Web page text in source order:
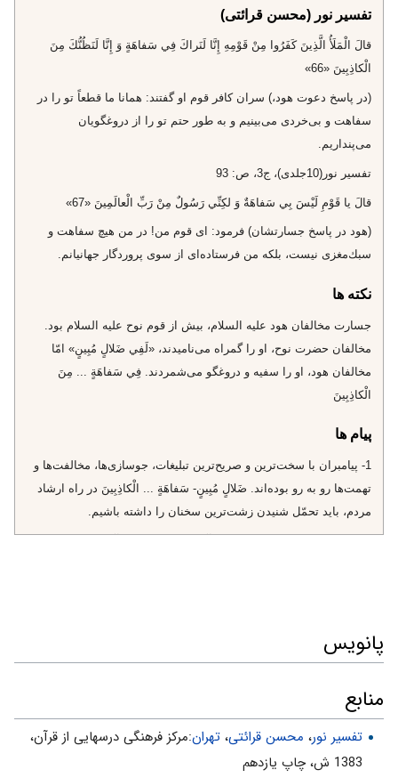
تفسیر نور (محسن قرائتی)
قالَ الْمَلَأُ الَّذِينَ كَفَرُوا مِنْ قَوْمِهِ إِنَّا لَنَراكَ فِي سَفاهَةٍ وَ إِنَّا لَنَظُنُّكَ مِنَ
الْكاذِبِينَ «66»
(در پاسخ دعوت هود،) سران كافر قوم او گفتند: همانا ما قطعاً تو را در
سفاهت و بى‌خردى مى‌بينيم و به طور حتم تو را از دروغگويان
مى‌پنداريم.
تفسير نور(10جلدى)، ج‌3، ص: 93
قالَ يا قَوْمِ لَيْسَ بِي سَفاهَةٌ وَ لكِنِّي رَسُولٌ مِنْ رَبِّ الْعالَمِينَ «67»
(هود در پاسخ جسارتشان) فرمود: اى قوم من! در من هيچ سفاهت و
سبك‌مغزى نيست، بلكه من فرستاده‌اى از سوى پروردگار جهانيانم.
نکته ها
جسارت مخالفان هود عليه السلام، بيش از قوم نوح عليه السلام بود.
مخالفان حضرت نوح، او را گمراه مى‌ناميدند، «لَفِي ضَلالٍ مُبِينٍ» امّا
مخالفان هود، او را سفيه و دروغگو مى‌شمردند. فِي سَفاهَةٍ ... مِنَ
الْكاذِبِينَ‌
پیام ها
1- پيامبران با سخت‌ترين و صريح‌ترين تبليغات، جوسازى‌ها، مخالفت‌ها و
تهمت‌ها رو به رو بوده‌اند. ضَلالٍ مُبِينٍ‌- سَفاهَةٍ ... الْكاذِبِينَ‌ در راه ارشاد
مردم، بايد تحمّل شنيدن زشت‌ترين سخنان را داشته باشيم.
4- انبيا، حتّى ذرّه‌اى و لحظه‌اى كارى را كه معقول نباشد انجام نمى‌دهند.
نفى عموم است، يعنى در هيچ زمانى من كار سفيهانه نكرده‌ام.)
5- آنكه به هدف خود ايمان دارد و از پشتوانه‌ى الهى برخوردار است، در
برابر برخورد بد ديگران آرام برخورد مى‌كند. «لَيْسَ بِي سَفاهَةٌ»
پانویس
منابع
تفسیر نور، محسن قرائتی، تهران:مركز فرهنگى درسهايى از قرآن،
1383 ش، چاپ يازدهم